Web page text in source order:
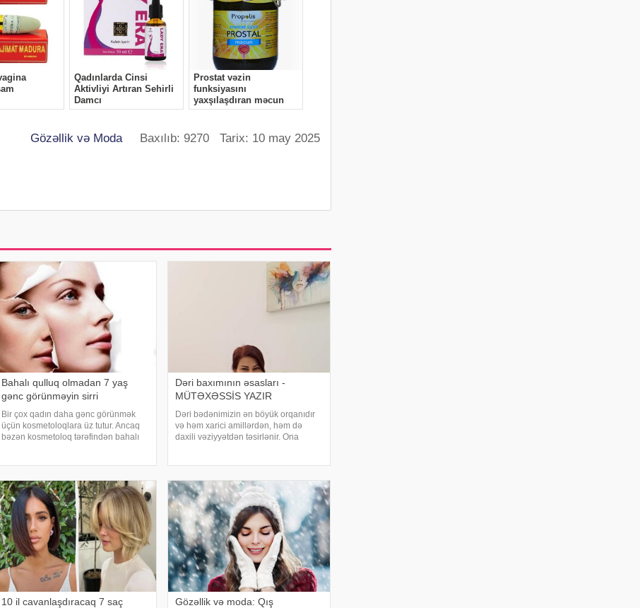
Gözəllik və Moda Baxılıb: 9270 Tarix: 10 may 2025
Bahalı qulluq olmadan 7 yaş
gənc görünməyin sirri
Bir çox qadın daha gənc görünmək
üçün kosmetoloqlara üz tutur. Ancaq
bəzən kosmetoloq tərəfindən bahalı
əməl etsəniz
Dəri baxımının əsasları -
MÜTƏXƏSSİS YAZIR
Dəri bədənimizin ən böyük orqanıdır
və həm xarici amillərdən, həm də
daxili vəziyyətdən təsirlənir. Ona
kosmeti
10 il cavanlaşdıracaq 7 saç
Gözəllik və moda: Qış